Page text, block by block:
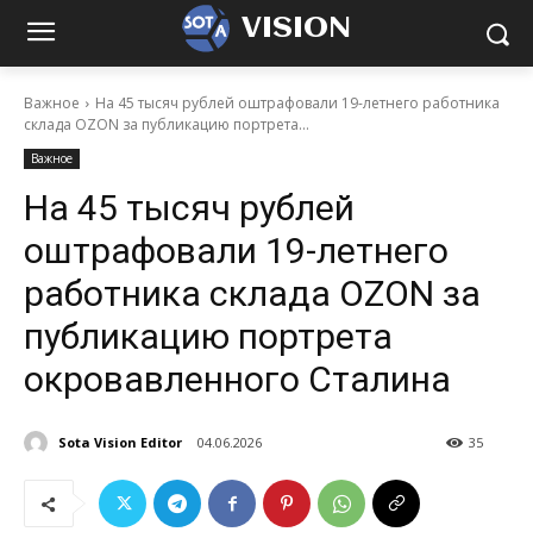
VISION
Важное
На 45 тысяч рублей оштрафовали 19-летнего работника
склада OZON за публикацию портрета...
Важное
На 45 тысяч рублей
оштрафовали 19-летнего
работника склада OZON за
публикацию портрета
окровавленного Сталина
Sota Vision Editor 04.06.2026 35